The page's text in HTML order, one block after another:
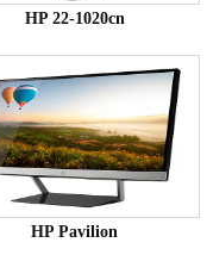
HP 22-1020cn
HP Pavilion